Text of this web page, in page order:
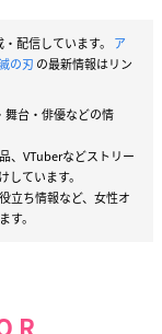
配信しています。 ア
の刃 の最新情報はリン
舞台・俳優などの情
、VTuberなどストリー
ています。
立ち情報など、女性オ
。